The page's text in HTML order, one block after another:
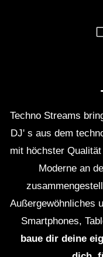
gedrängt. Lea Occhi
dass Festivals und
einbinden sollten,
Ein weiterer Punkt
der Musikindustrie.
müssen Wege
werden. Die
Ressourcen und der
Veranstaltungen
sich die Branche
vertritt eine
Praktiken in der
Techno Streams
DJ' s aus dem
mit höchster
Moderne an
Außergewöhnliches
Smartphones,
baue dir deine